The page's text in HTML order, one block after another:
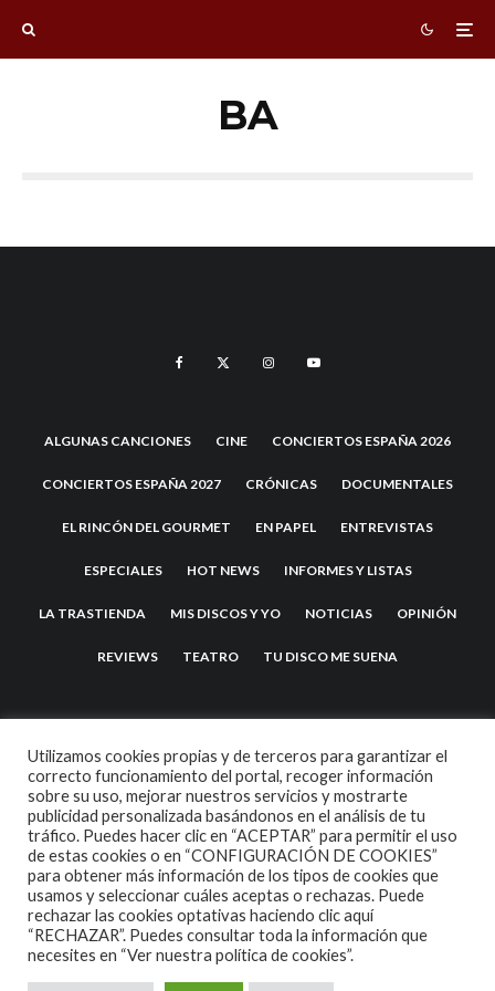
BA
ALGUNAS CANCIONES CINE CONCIERTOS ESPAÑA 2026
CONCIERTOS ESPAÑA 2027 CRÓNICAS DOCUMENTALES
EL RINCÓN DEL GOURMET EN PAPEL ENTREVISTAS
ESPECIALES HOT NEWS INFORMES Y LISTAS
LA TRASTIENDA MIS DISCOS Y YO NOTICIAS OPINIÓN
REVIEWS TEATRO TU DISCO ME SUENA
2007 COPYRIGHT -CODETIPITHEME
Utilizamos cookies propias y de terceros para garantizar el
correcto funcionamiento del portal, recoger información
sobre su uso, mejorar nuestros servicios y mostrarte
publicidad personalizada basándonos en el análisis de tu
tráfico. Puedes hacer clic en “ACEPTAR” para permitir el uso
de estas cookies o en “CONFIGURACIÓN DE COOKIES”
para obtener más información de los tipos de cookies que
usamos y seleccionar cuáles aceptas o rechazas. Puede
rechazar las cookies optativas haciendo clic aquí
“RECHAZAR”. Puedes consultar toda la información que
necesites en “Ver nuestra política de cookies”.